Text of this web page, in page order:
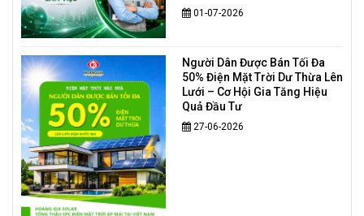
01-07-2026
Người Dân Được Bán Tối Đa
50% Điện Mặt Trời Dư Thừa Lên
Lưới – Cơ Hội Gia Tăng Hiệu
Quả Đầu Tư
27-06-2026